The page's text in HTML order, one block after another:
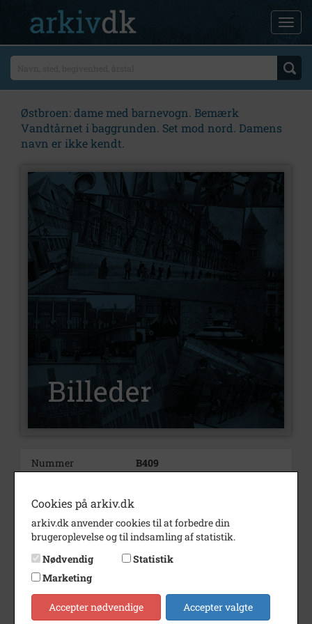
Østbroen: dame med barnevogn. Bemærk
Vandtårnet i baggrunden. Set mod nord. Damens
navn er ikke kendt.
Nummer
B409
Beskrivelse
Bemærk Vandtårnet i
baggrunden.
Set mod nord.
Damens navn er ikke kendt.
Bemærkning
N
Årstal
1919
Cookies på arkiv.dk
arkiv.dk anvender cookies til at forbedre din
brugeroplevelse og til indsamling af statistik.
Nødvendig
Statistik
Marketing
Accepter nødvendige Accepter valgte